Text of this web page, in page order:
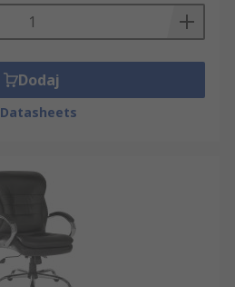
Dodaj
Datasheets